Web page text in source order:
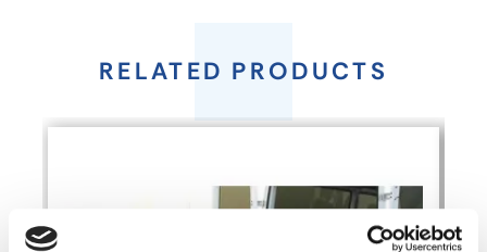
for
RELATED PRODUCTS